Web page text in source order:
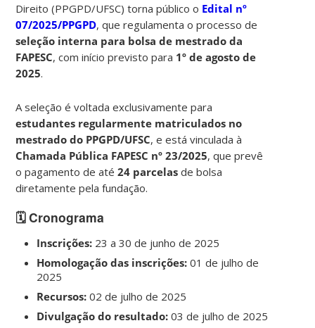
Direito (PPGPD/UFSC) torna público o Edital nº
07/2025/PPGPD, que regulamenta o processo de
seleção interna para bolsa de mestrado da
FAPESC, com início previsto para 1º de agosto de
2025.
A seleção é voltada exclusivamente para
estudantes regularmente matriculados no
mestrado do PPGPD/UFSC, e está vinculada à
Chamada Pública FAPESC nº 23/2025, que prevê
o pagamento de até24 parcelas de bolsa
diretamente pela fundação.
🗓️ Cronograma
Inscrições: 23 a 30 de junho de 2025
Homologação das inscrições: 01 de julho de
2025
Recursos: 02 de julho de 2025
Divulgação do resultado: 03 de julho de 2025